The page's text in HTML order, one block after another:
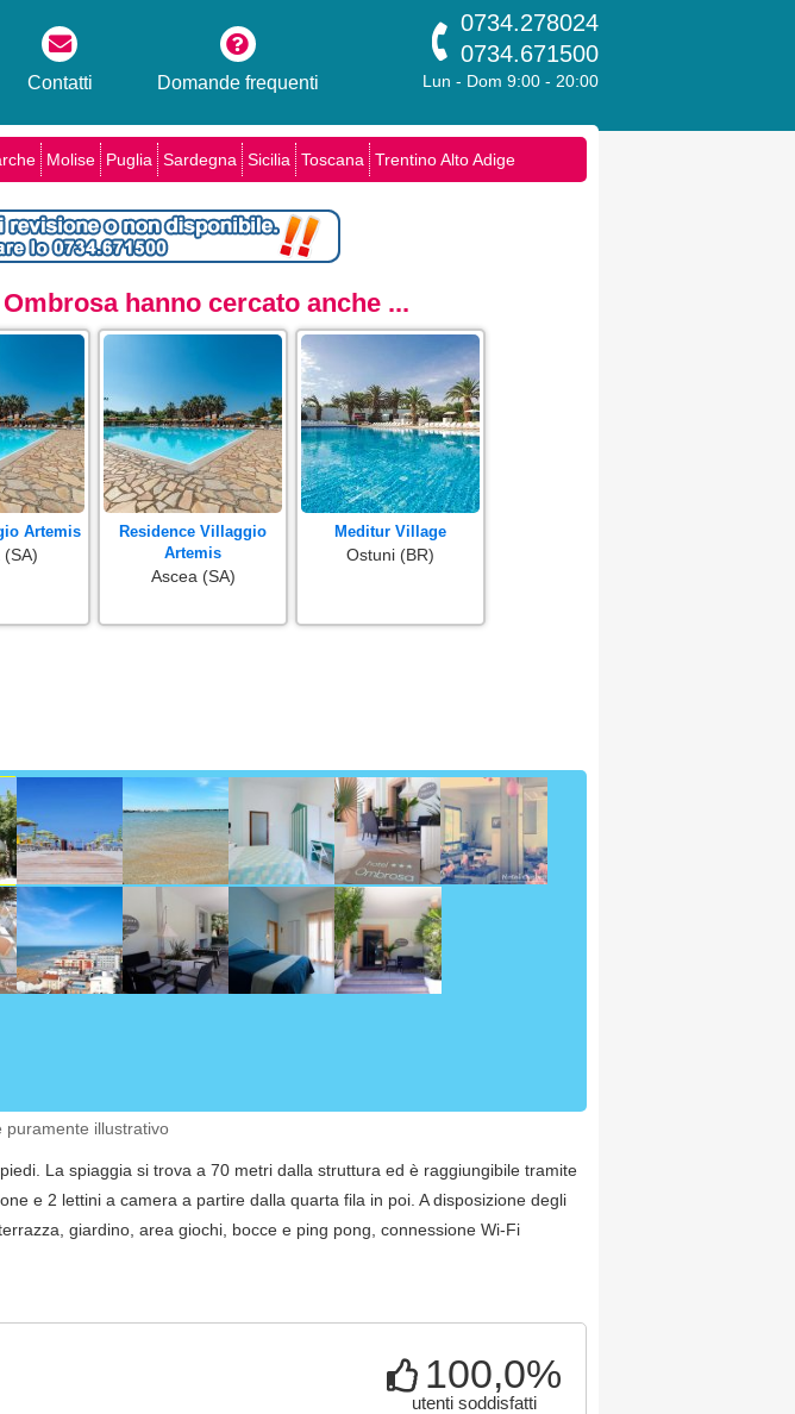
Contatti Domande frequenti
0734.278024
0734.671500
Lun - Dom 9:00 - 20:00
Molise Puglia Sardegna Sicilia Toscana Trentino Alto Adige
hanno cercato anche ...
Artemis
(SA)
Residence Villaggio
Artemis
Ascea (SA)
Meditur Village
Ostuni (BR)
puramente illustrativo
La spiaggia si trova a 70 metri dalla struttura ed è raggiungibile tramite
e 2 lettini a camera a partire dalla quarta fila in poi. A disposizione degli
giardino, area giochi, bocce e ping pong, connessione Wi-Fi
100,0%
utenti soddisfatti